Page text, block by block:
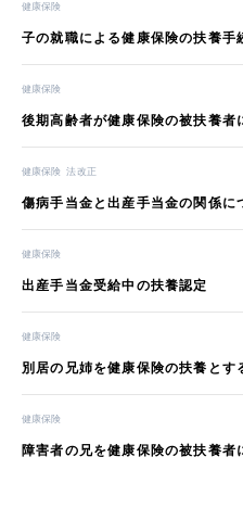
健康保険
子の就職による健康保険の扶養手
健康保険
後期高齢者が健康保険の被扶養者
健康保険 法改正
傷病手当金と出産手当金の関係に
健康保険
出産手当金受給中の扶養認定
健康保険
別居の兄姉を健康保険の扶養とす
健康保険
障害者の兄を健康保険の被扶養者